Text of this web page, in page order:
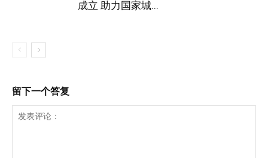
成立 助力国家城...
留下一个答复